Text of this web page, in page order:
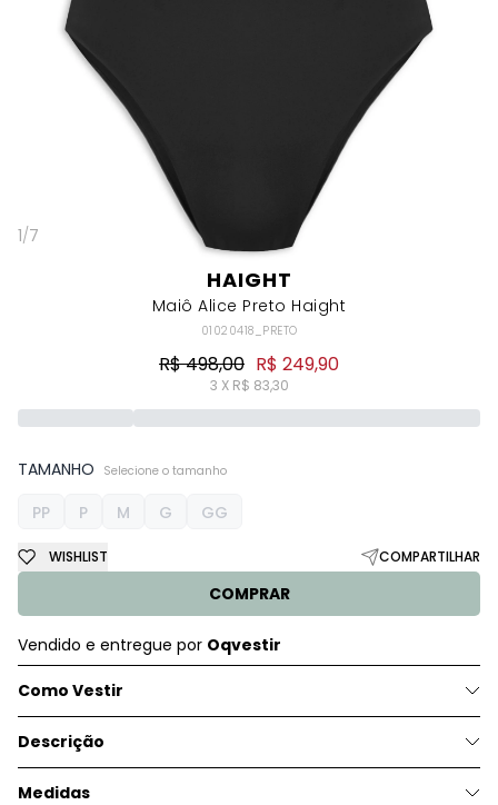
1/7
HAIGHT
Maiô Alice Preto Haight
01020418_PRETO
R$ 498,00 R$ 249,90
3 X R$ 83,30
TAMANHO Selecione o tamanho
PP P M G GG
COMPRAR
WISHLIST COMPARTILHAR
Vendido e entregue por Oqvestir
Como Vestir
Descrição
Medidas